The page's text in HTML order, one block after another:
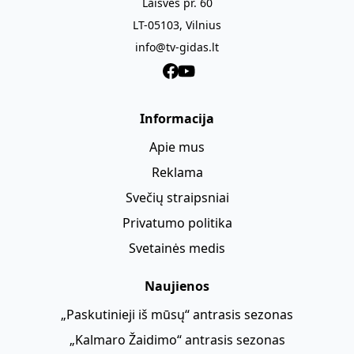
LT-05103, Vilnius
info@tv-gidas.lt
Informacija
Apie mus
Reklama
Svečių straipsniai
Privatumo politika
Svetainės medis
Naujienos
„Paskutinieji iš mūsų“ antrasis sezonas
„Kalmaro Žaidimo“ antrasis sezonas